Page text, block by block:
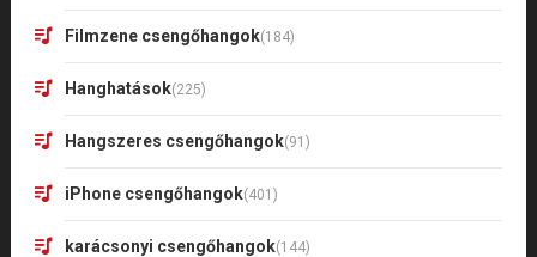
Filmzene csengőhangok(184)
Hanghatások(225)
Hangszeres csengőhangok(91)
iPhone csengőhangok(401)
karácsonyi csengőhangok(144)